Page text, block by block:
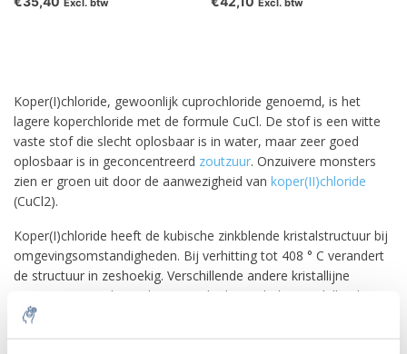
Excl. btw Excl. btw
Koper(I)chloride, gewoonlijk cuprochloride genoemd, is het
lagere koperchloride met de formule CuCl. De stof is een witte
vaste stof die slecht oplosbaar is in water, maar zeer goed
oplosbaar is in geconcentreerd zoutzuur. Onzuivere monsters
zien er groen uit door de aanwezigheid van koper(II)chloride
(CuCl2).
Koper(I)chloride heeft de kubische zinkblende kristalstructuur bij
omgevingsomstandigheden. Bij verhitting tot 408 ° C verandert
de structuur in zeshoekig. Verschillende andere kristallijne
vormen van CuCl verschijnen onder hoge druk (verschillende
GPa).